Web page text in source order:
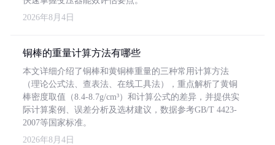
2026年8月4日
铜棒的重量计算方法有哪些
本文详细介绍了铜棒和黄铜棒重量的三种常用计算方法
（理论公式法、查表法、在线工具法），重点解析了黄铜
棒密度取值（8.4-8.7g/cm³）和计算公式的差异，并提供实
际计算案例、误差分析及选材建议，数据参考GB/T 4423-
2007等国家标准。
2026年8月4日